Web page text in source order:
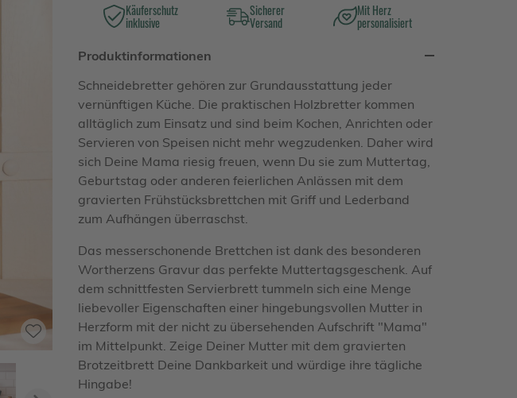
Käuferschutz
inklusive
Sicherer
Versand
Mit Herz
personalisiert
Produktinformationen
Schneidebretter gehören zur Grundausstattung jeder
vernünftigen Küche. Die praktischen Holzbretter kommen
alltäglich zum Einsatz und sind beim Kochen, Anrichten oder
Servieren von Speisen nicht mehr wegzudenken. Daher wird
sich Deine Mama riesig freuen, wenn Du sie zum Muttertag,
Geburtstag oder anderen feierlichen Anlässen mit dem
gravierten Frühstücksbrettchen mit Griff und Lederband
zum Aufhängen überraschst.
Das messerschonende Brettchen ist dank des besonderen
Wortherzens Gravur das perfekte Muttertagsgeschenk. Auf
dem schnittfesten Servierbrett tummeln sich eine Menge
liebevoller Eigenschaften einer hingebungsvollen Mutter in
Herzform mit der nicht zu übersehenden Aufschrift "Mama"
im Mittelpunkt. Zeige Deiner Mutter mit dem gravierten
Brotzeitbrett Deine Dankbarkeit und würdige ihre tägliche
Hingabe!